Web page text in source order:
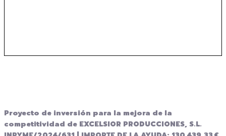
Proyecto de inversión para la mejora de la
competitividad de EXCELSIOR PRODUCCIONES, S.L.